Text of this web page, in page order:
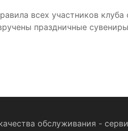
всех участников
праздничные
обслуживания -